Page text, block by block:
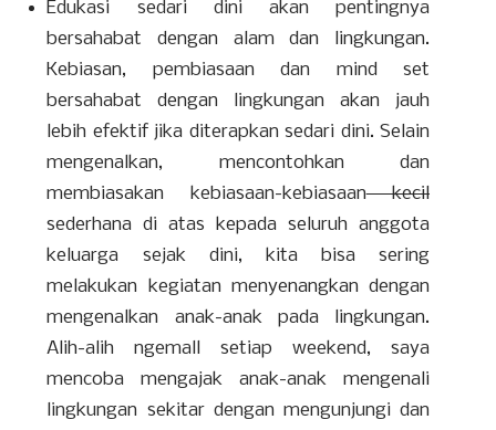
Edukasi sedari dini akan pentingnya
bersahabat dengan alam dan lingkungan.
Kebiasan, pembiasaan dan mind set
bersahabat dengan lingkungan akan jauh
lebih efektif jika diterapkan sedari dini. Selain
mengenalkan, mencontohkan dan
membiasakan kebiasaan-kebiasaankecil
sederhana di atas kepada seluruh anggota
keluarga sejak dini, kita bisa sering
melakukan kegiatan menyenangkan dengan
mengenalkan anak-anak pada lingkungan.
Alih-alih ngemall setiap weekend, saya
mencoba mengajak anak-anak mengenali
lingkungan sekitar dengan mengunjungi dan